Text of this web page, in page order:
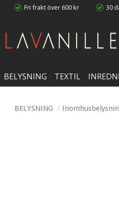
Fri frakt över 600 kr 30
BELYSNING TEXTIL
BELYSNING